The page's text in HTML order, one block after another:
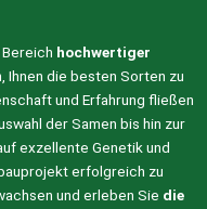
hochwertiger
Ihnen die besten Sorten zu
und Erfahrung fließen
der Samen bis hin zur
exzellente Genetik und
erfolgreich zu
und erleben Sie die